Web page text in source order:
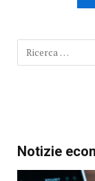
Notizie